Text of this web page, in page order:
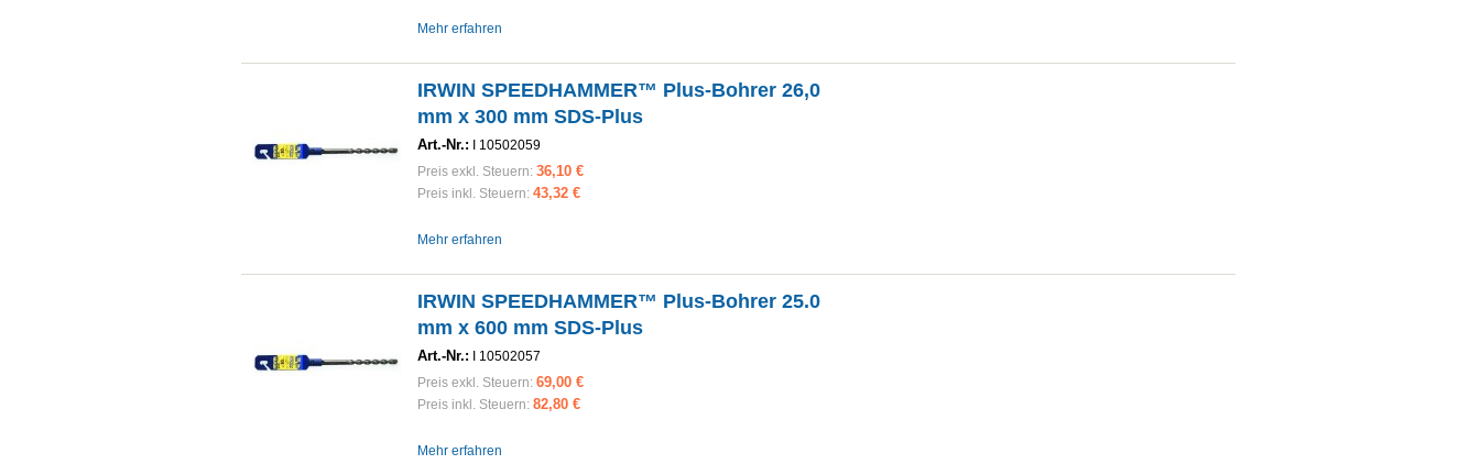
Mehr erfahren
IRWIN SPEEDHAMMER™ Plus-Bohrer 26,0
mm x 300 mm SDS-Plus
Art.-Nr.: I 10502059
Preis exkl. Steuern: 36,10 €
Preis inkl. Steuern: 43,32 €
Mehr erfahren
IRWIN SPEEDHAMMER™ Plus-Bohrer 25.0
mm x 600 mm SDS-Plus
Art.-Nr.: I 10502057
Preis exkl. Steuern: 69,00 €
Preis inkl. Steuern: 82,80 €
Mehr erfahren